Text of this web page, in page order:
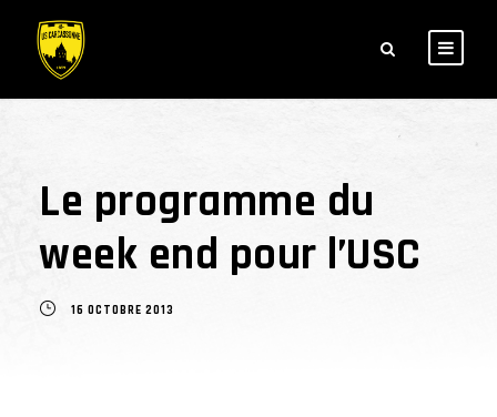
Le programme du
week end pour l’USC
16 OCTOBRE 2013